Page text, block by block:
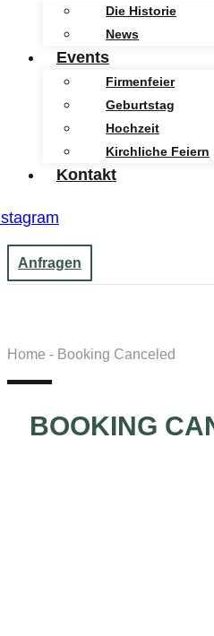
Die Historie
News
Events
Firmenfeier
Geburtstag
Hochzeit
Kirchliche Feiern
Kontakt
Anfragen
Home - Booking Canceled
BOOKING